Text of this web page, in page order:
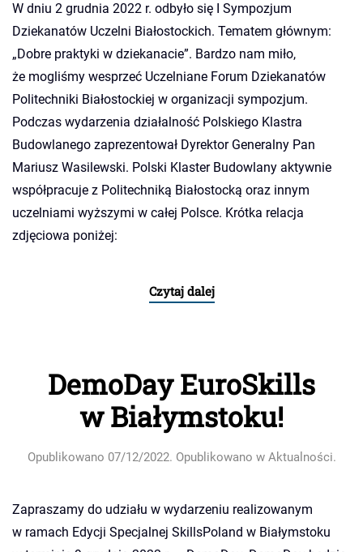
W dniu 2 grudnia 2022 r. odbyło się I Sympozjum
Dziekanatów Uczelni Białostockich. Tematem głównym:
„Dobre praktyki w dziekanacie”. Bardzo nam miło,
że mogliśmy wesprzeć Uczelniane Forum Dziekanatów
Politechniki Białostockiej w organizacji sympozjum.
Podczas wydarzenia działalność Polskiego Klastra
Budowlanego zaprezentował Dyrektor Generalny Pan
Mariusz Wasilewski. Polski Klaster Budowlany aktywnie
współpracuje z Politechniką Białostocką oraz innym
uczelniami wyższymi w całej Polsce. Krótka relacja
zdjęciowa poniżej:
Czytaj dalej
DemoDay EuroSkills
w Białymstoku!
Opublikowano 07/12/2022. Opublikowano w Aktualności.
Zapraszamy do udziału w wydarzeniu realizowanym
w ramach Edycji Specjalnej SkillsPoland w Białymstoku